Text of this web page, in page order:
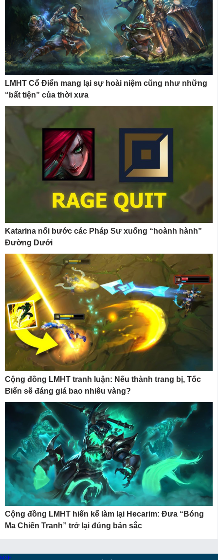
LMHT Cổ Điển mang lại sự hoài niệm cũng như những
“bất tiện” của thời xưa
Katarina nối bước các Pháp Sư xuống “hoành hành”
Đường Dưới
Cộng đồng LMHT tranh luận: Nếu thành trang bị, Tốc
Biến sẽ đáng giá bao nhiêu vàng?
Cộng đồng LMHT hiến kế làm lại Hecarim: Đưa “Bóng
Ma Chiến Tranh” trở lại đúng bản sắc
MXH